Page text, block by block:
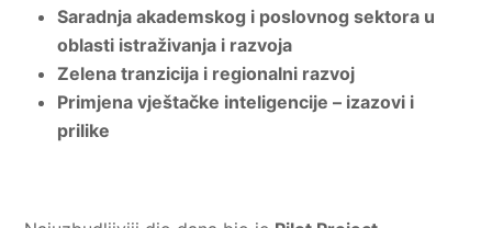
Saradnja akademskog i poslovnog sektora u
oblasti istraživanja i razvoja
Zelena tranzicija i regionalni razvoj
Primjena vještačke inteligencije – izazovi i
prilike